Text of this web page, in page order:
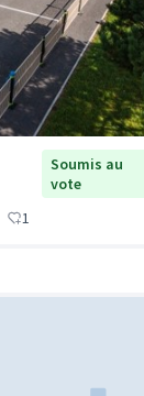
Soumis au
vote
1